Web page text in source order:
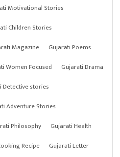
Motivational Stories
Children Stories
Magazine
Gujarati Poems
Women Focused
Gujarati Drama
Detective stories
Adventure Stories
Philosophy
Gujarati Health
Recipe Gujarati Letter